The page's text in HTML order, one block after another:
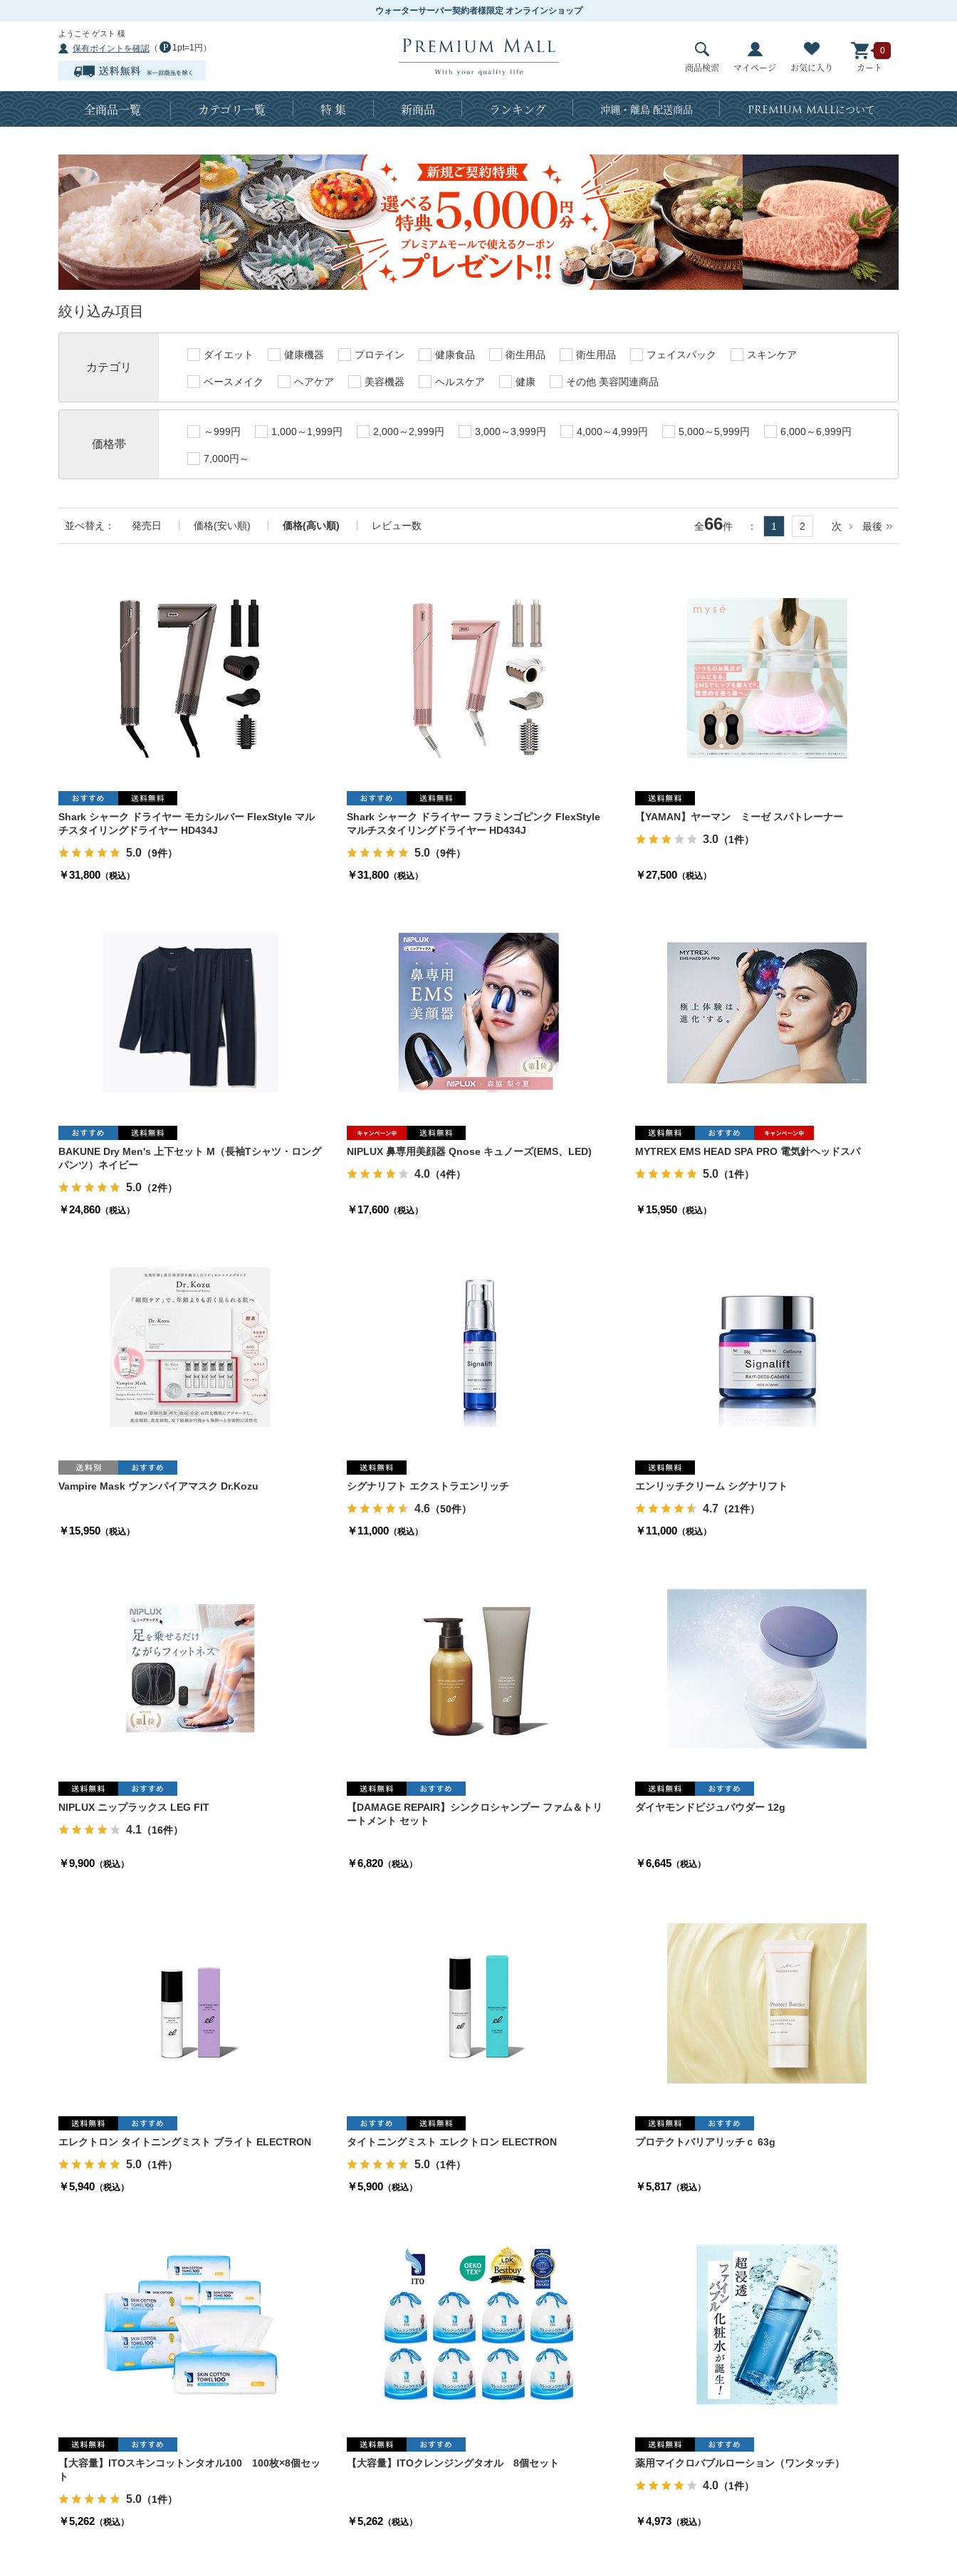
ウォーターサーバー契約者様限定 オンラインショップ
ようこそ ゲスト 様
保有ポイントを確認 （ 1pt=1円）
商品検索 マイページ お気に入り カート
0
全商品一覧 カテゴリ一覧 特 集 新商品 ランキング 沖縄・離島 配送商品 PREMIUM MALLについて
絞り込み項目
カテゴリ
ダイエット 健康機器 プロテイン 健康食品 衛生用品 衛生用品 フェイスパック スキンケア
ベースメイク ヘアケア 美容機器 ヘルスケア 健康 その他 美容関連商品
価格帯
～999円 1,000～1,999円 2,000～2,999円 3,000～3,999円 4,000～4,999円 5,000～5,999円 6,000～6,999円
7,000円～
並べ替え： 発売日 価格(安い順) 価格(高い順) レビュー数 全66件 ： 1 2 次 最後
Shark シャーク ドライヤー モカシルバー FlexStyle マル
チスタイリングドライヤー HD434J
5.0 （9件）
￥31,800 （税込）
Shark シャーク ドライヤー フラミンゴピンク FlexStyle
マルチスタイリングドライヤー HD434J
5.0 （9件）
￥31,800 （税込）
【YAMAN】ヤーマン ミーゼ スパトレーナー
3.0 （1件）
￥27,500 （税込）
BAKUNE Dry Men's 上下セット M（長袖Tシャツ・ロング
パンツ）ネイビー
5.0 （2件）
￥24,860 （税込）
NIPLUX 鼻専用美顔器 Qnose キュノーズ(EMS、LED)
4.0 （4件）
￥17,600 （税込）
MYTREX EMS HEAD SPA PRO 電気針ヘッドスパ
5.0 （1件）
￥15,950 （税込）
Vampire Mask ヴァンパイアマスク Dr.Kozu
￥15,950 （税込）
シグナリフト エクストラエンリッチ
4.6 （50件）
￥11,000 （税込）
エンリッチクリーム シグナリフト
4.7 （21件）
￥11,000 （税込）
NIPLUX ニップラックス LEG FIT
4.1 （16件）
￥9,900 （税込）
【DAMAGE REPAIR】シンクロシャンプー ファム＆トリ
ートメント セット
￥6,820 （税込）
ダイヤモンドビジュパウダー 12g
￥6,645 （税込）
エレクトロン タイトニングミスト ブライト ELECTRON
5.0 （1件）
￥5,940 （税込）
タイトニングミスト エレクトロン ELECTRON
5.0 （1件）
￥5,900 （税込）
プロテクトバリアリッチｃ 63g
￥5,817 （税込）
【大容量】ITOスキンコットンタオル100 100枚×8個セッ
ト
5.0 （1件）
￥5,262 （税込）
【大容量】ITOクレンジングタオル 8個セット
￥5,262 （税込）
薬用マイクロバブルローション（ワンタッチ）
4.0 （1件）
￥4,973 （税込）